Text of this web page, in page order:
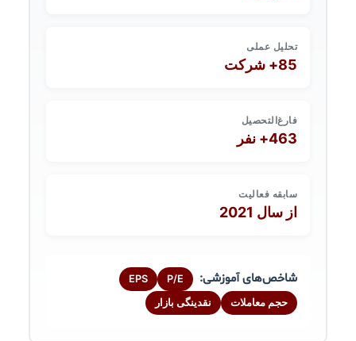
تحلیل عملی
85+ شرکت
فارغ‌التحصیل
463+ نفر
سابقه فعالیت
از سال 2021
شاخص‌های آموزشی: P/E
EPS
حجم معاملات نقدینگی بازار